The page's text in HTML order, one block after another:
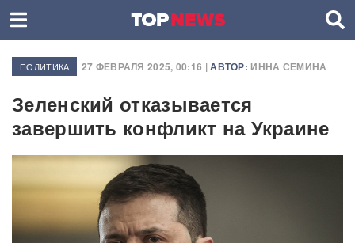
ПОЛИТИКА 27 ФЕВРАЛЯ 2025, 00:16 |АВТОР: ИННА СЕМИНА
Зеленский отказывается
завершить конфликт на Украине